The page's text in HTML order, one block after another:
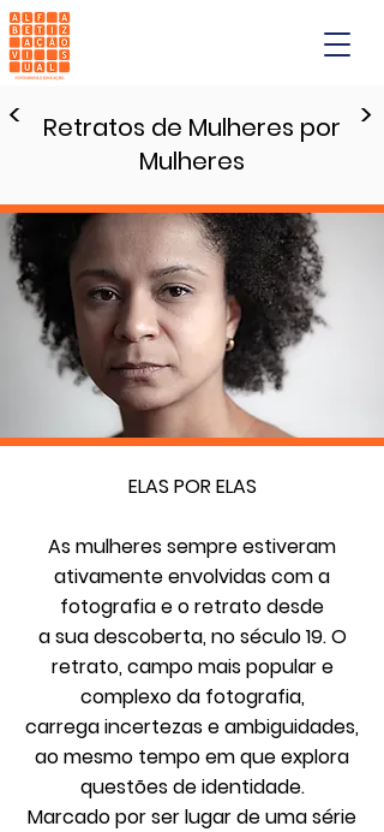
>
<
Retratos de Mulheres por
Mulheres
ELAS POR ELAS
As mulheres sempre estiveram
ativamente envolvidas com a
fotografia e o retrato desde
a sua descoberta, no século 19. O
retrato, campo mais popular e
complexo da fotografia,
carrega incertezas e ambiguidades,
ao mesmo tempo em que explora
questões de identidade.
Marcado por ser lugar de uma série